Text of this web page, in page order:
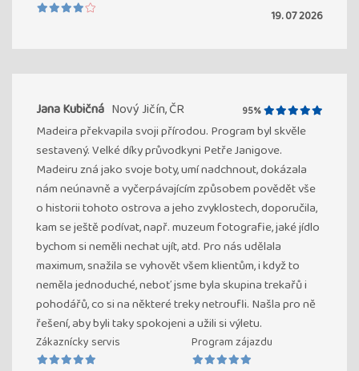
19. 07 2026
Jana Kubičná Nový Jičín, ČR 95%
Madeira překvapila svoji přírodou. Program byl skvěle
sestavený. Velké díky průvodkyni Petře Janigove.
Madeiru zná jako svoje boty, umí nadchnout, dokázala
nám neúnavně a vyčerpávajícím způsobem povědět vše
o historii tohoto ostrova a jeho zvyklostech, doporučila,
kam se ještě podívat, např. muzeum fotografie, jaké jídlo
bychom si neměli nechat ujít, atd. Pro nás udělala
maximum, snažila se vyhovět všem klientům, i když to
neměla jednoduché, neboť jsme byla skupina trekařů i
pohodářů, co si na některé treky netroufli. Našla pro ně
řešení, aby byli taky spokojeni a užili si výletu.
Zákaznícky servis Program zájazdu